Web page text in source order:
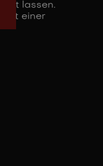
lassen.
mit einer